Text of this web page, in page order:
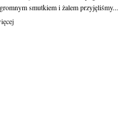
smutkiem i żalem przyjęliśmy...